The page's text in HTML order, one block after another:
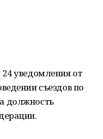
уведомления от
съездов по
должность